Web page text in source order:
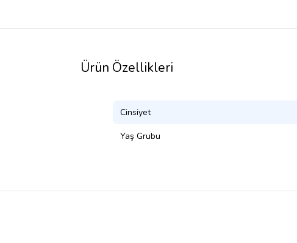
Ürün Özellikleri
Cinsiyet
Yaş Grubu